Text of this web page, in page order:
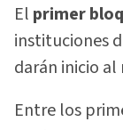
El primer
instituciones
darán inicio
Entre los